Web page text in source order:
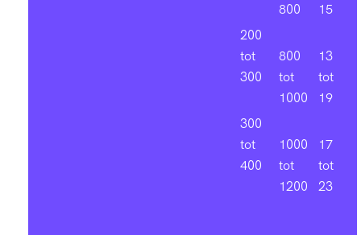
200
tot
300
300
tot
400
800
800
tot
1000
1000
tot
1200
15
13
tot
19
17
tot
23